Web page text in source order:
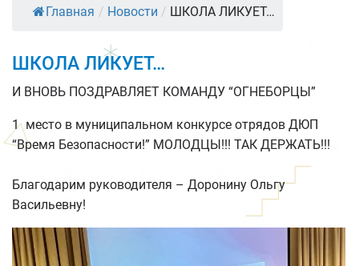
Главная / Новости / ШКОЛА ЛИКУЕТ…
ШКОЛА ЛИКУЕТ…
И ВНОВЬ ПОЗДРАВЛЯЕТ КОМАНДУ “ОГНЕБОРЦЫ”
1 место в муниципальном конкурсе отрядов ДЮП
“Время Безопасности!” МОЛОДЦЫ!!! ТАК ДЕРЖАТЬ!!!
Благодарим руководителя – Доронину Ольгу
Васильевну!